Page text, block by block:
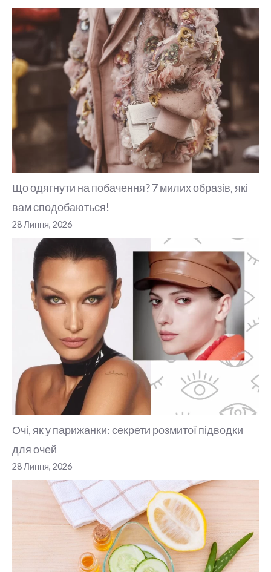
Що одягнути на побачення? 7 милих образів, які
вам сподобаються!
28 Липня, 2026
Очі, як у парижанки: секрети розмитої підводки
для очей
28 Липня, 2026